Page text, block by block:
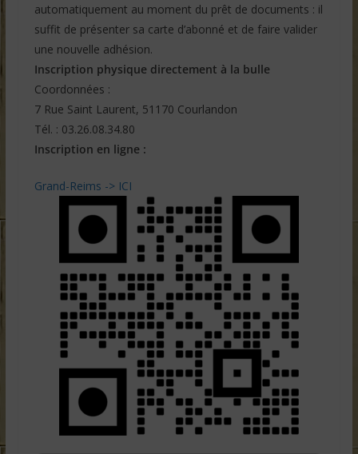
automatiquement au moment du prêt de documents : il
suffit de présenter sa carte d’abonné et de faire valider
une nouvelle adhésion.
Inscription physique directement à la bulle
Coordonnées :
7 Rue Saint Laurent, 51170 Courlandon
Tél. : 03.26.08.34.80
Inscription en ligne :
Grand-Reims -> ICI